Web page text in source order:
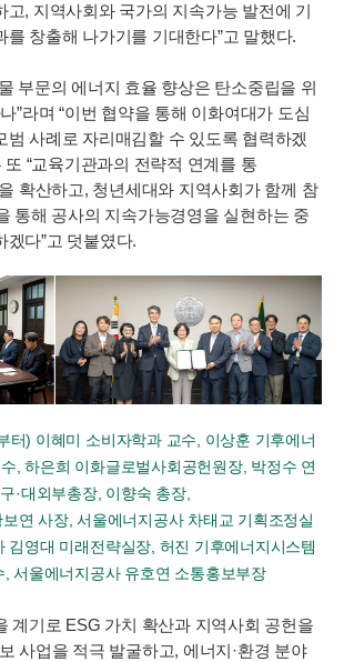
고, 지역사회와 국가의 지속가능 발전에 기
를 창출해 나가기를 기대한다”고 말했다.
부문의 에너지 효율 향상은 탄소중립을 위
”라며 “이번 협약을 통해 이화여대가 도심
범 사례로 자리매김할 수 있도록 협력하겠
또 “교육기관과의 전략적 연계를 통
확산하고, 청년세대와 지역사회가 함께 참
통해 공사의 지속가능경영을 실현하는 중
겠다”고 덧붙였다.
터) 이혜미 소비자학과 교수, 이상훈 기후에너
, 하은희 이화글로벌사회공헌원장, 박정수 연
구·대외부총장, 이향숙 총장,
연 사장, 서울에너지공사 차태교 기획조정실
김영대 미래전략실장, 허진 기후에너지시스템
, 서울에너지공사 유호연 소통홍보부장
계기로 ESG 가치 확산과 지역사회 공헌을
사업을 적극 발굴하고, 에너지·환경 분야